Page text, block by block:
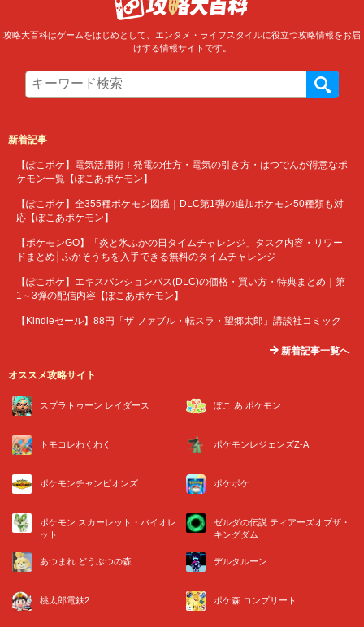
攻略大百科はゲームをはじめとして、エンタメ・ライフスタイルに役立つ攻略情報をお届
けする情報サイトです。
新着記事
【ぽこポケ】電気活用術！発電の仕方・電気の引き方・はつでんが得意なポ
ケモン一覧【ぽこあポケモン】
【ぽこポケ】全355種ポケモン図鑑｜DLC第1弾の追加ポケモン50種類も対
応【ぽこあポケモン】
【ポケモンGO】「炎と氷ふかの日タイムチャレンジ」タスク内容・リワー
ドまとめ│ふかそうちを入手できる無料のタイムチャレンジ
【ぽこポケ】エキスパンションパス(DLC)の価格・買い方・特典まとめ｜第
1～3弾の配信内容【ぽこあポケモン】
【Kindleセール】88円「ザ ファブル・転スラ・望郷太郎」講談社コミック
新着記事一覧へ
オススメ攻略サイト
スプラトゥーン レイダース ぽこ あ ポケモン
トモコレわくわく ポケモンレジェンズZ-A
ポケモンチャンピオンズ ポケポケ
ポケモン スカーレット・バイオレ
ット
ゼルダの伝説 ティアーズオブザ・
キングダム
あつまれ どうぶつの森 デルタルーン
桃太郎電鉄2 ポケ森 コンプリート